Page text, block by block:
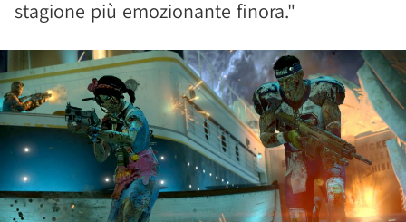
stagione più emozionante finora."